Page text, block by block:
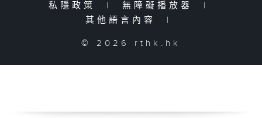
私隱政策
| 無障礙播放器
|
其他語言內容
|
© 2026 rthk.hk